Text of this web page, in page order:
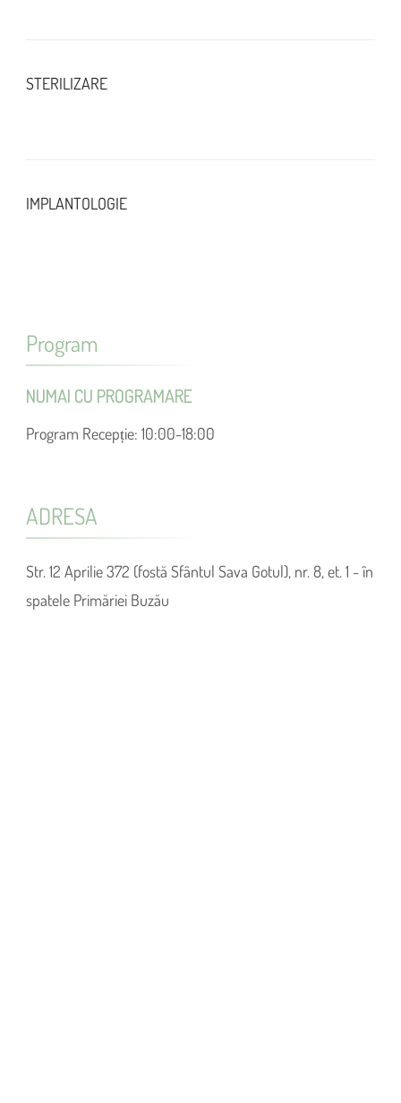
STERILIZARE
IMPLANTOLOGIE
Program
NUMAI CU PROGRAMARE
Program Recepție: 10:00-18:00
ADRESA
Str. 12 Aprilie 372 (fostă Sfântul Sava Gotul), nr. 8, et. 1 - în
spatele Primăriei Buzău